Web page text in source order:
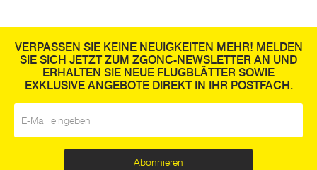
VERPASSEN SIE KEINE NEUIGKEITEN MEHR! MELDEN
SIE SICH JETZT ZUM ZGONC-NEWSLETTER AN UND
ERHALTEN SIE NEUE FLUGBLÄTTER SOWIE
EXKLUSIVE ANGEBOTE DIREKT IN IHR POSTFACH.
Abonnieren